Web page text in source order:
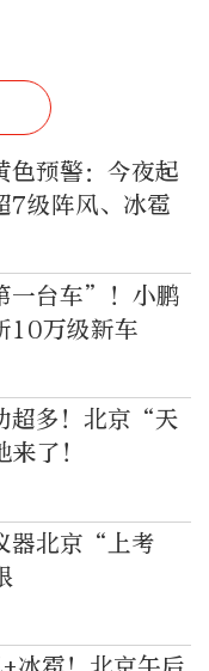
色预警：今夜起
7级阵风、冰雹
一台车”！小鹏
10万级新车
超多！北京“天
了！
器北京“上考